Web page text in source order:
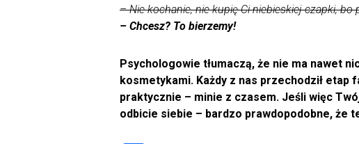
– Nie kochanie, nie kupię Ci niebieskiej czapki, bo
– Chcesz? To bierzemy!
Psychologowie tłumaczą, że nie ma nawet
kosmetykami. Każdy z nas przechodził etap
praktycznie – minie z czasem. Jeśli więc
odbicie siebie – bardzo prawdopodobne, że